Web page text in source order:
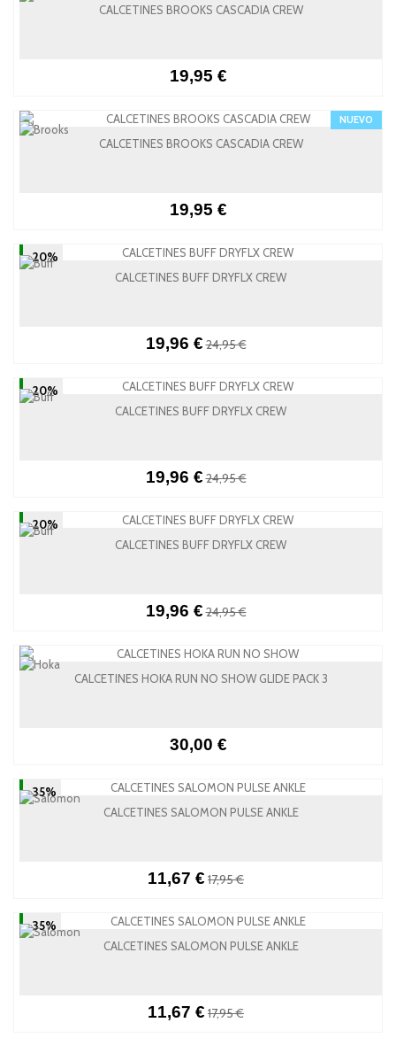
CALCETINES BROOKS CASCADIA CREW
19,95 €
CALCETINES BROOKS CASCADIA CREW
NUEVO
19,95 €
-20%
CALCETINES BUFF DRYFLX CREW
19,96 €24,95 €
-20%
CALCETINES BUFF DRYFLX CREW
19,96 €24,95 €
-20%
CALCETINES BUFF DRYFLX CREW
19,96 €24,95 €
CALCETINES HOKA RUN NO SHOW GLIDE PACK 3
30,00 €
-35%
CALCETINES SALOMON PULSE ANKLE
11,67 € 17,95 €
-35%
CALCETINES SALOMON PULSE ANKLE
11,67 € 17,95 €